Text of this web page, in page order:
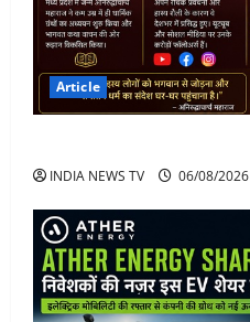
Article
INDIA NEWS TV 06/08/2026